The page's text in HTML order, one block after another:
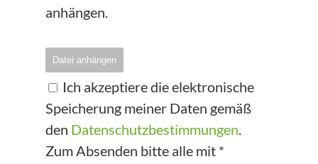
anhängen.
Datei anhängen
Ich akzeptiere die elektronische
Speicherung meiner Daten gemäß
den Datenschutzbestimmungen.
Zum Absenden bitte alle mit *